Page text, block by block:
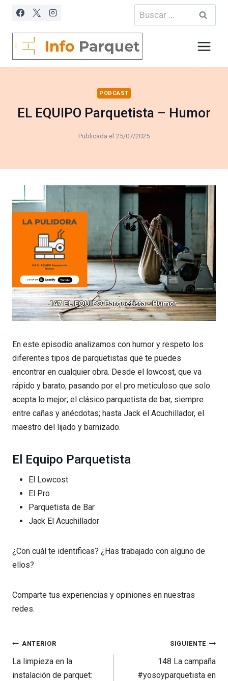
Saltar
contenido
Buscar:
PODCAST
EL EQUIPO Parquetista – Humor
Publicada el 25/07/2025
En este episodio analizamos con humor y respeto los
diferentes tipos de parquetistas que te puedes
encontrar en cualquier obra. Desde el lowcost, que va
rápido y barato; pasando por el pro meticuloso que solo
acepta lo mejor; el clásico parquetista de bar, siempre
entre cañas y anécdotas; hasta Jack el Acuchillador, el
maestro del lijado y barnizado.
El Equipo Parquetista
El Lowcost
El Pro
Parquetista de Bar
Jack El Acuchillador
¿Con cuál te identificas? ¿Has trabajado con alguno de
ellos?
Comparte tus experiencias y opiniones en nuestras
redes.
Navegación
de
entradas
ANTERIOR
La limpieza en la
instalación de parquet:
SIGUIENTE
148 La campaña
#yosoyparquetista en